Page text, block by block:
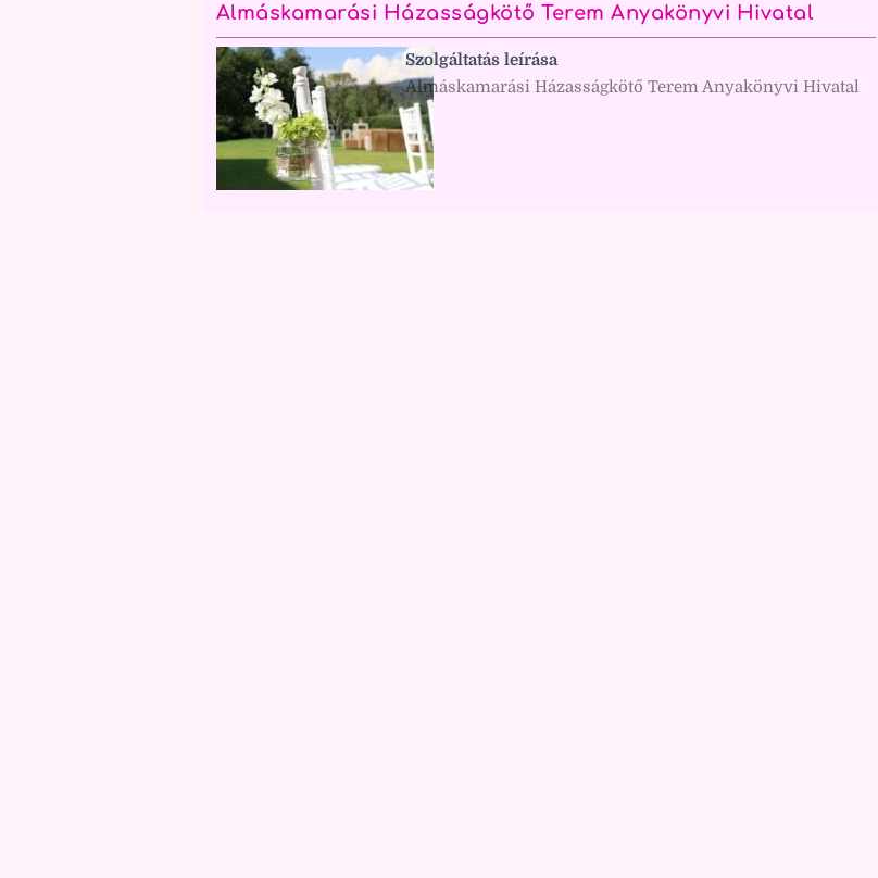
Almáskamarási Házasságkötő Terem Anyakönyvi Hivatal
Szolgáltatás leírása
Almáskamarási Házasságkötő Terem Anyakönyvi Hivatal